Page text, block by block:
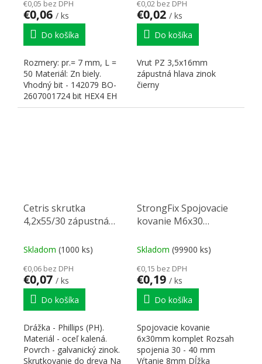
€0,05 bez DPH
€0,06 / ks
Do košíka
Rozmery: pr.= 7 mm, L =
50 Materiál: Zn biely.
Vhodný bit - 142079 BO-
2607001724 bit HEX4 EH
25mm (3ks). Vhodný...
€0,02 bez DPH
€0,02 / ks
Do košíka
Vrut PZ 3,5x16mm
zápustná hlava zinok
čierny
Cetris skrutka
4,2x55/30 zápustná
Skladom (1000 ks)
€0,06 bez DPH
€0,07 / ks
Do košíka
Drážka - Phillips (PH).
Materiál - oceľ kalená.
Povrch - galvanický zinok.
Skrutkovanie do dreva Na
StrongFix Spojovacie
kovanie M6x30
Skladom (99900 ks)
€0,15 bez DPH
€0,19 / ks
Do košíka
Spojovacie kovanie
6x30mm komplet Rozsah
spojenia 30 - 40 mm
Vŕtanie 8mm Dĺžka